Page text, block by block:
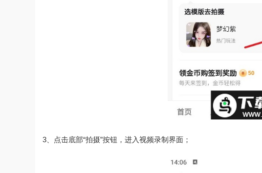
3、点击底部“拍摄”按钮，进入视频录制界面；